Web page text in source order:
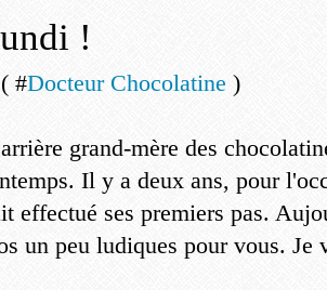
!
#Docteur Chocolatine )
grand-mère des
Il y a deux ans, pour
effectué ses premiers pas.
un peu ludiques pour vous. Je